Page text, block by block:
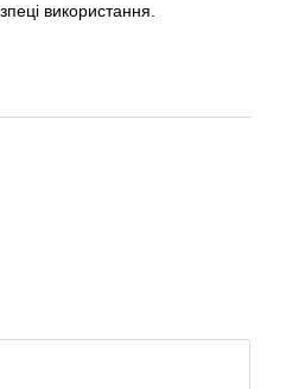
використання.